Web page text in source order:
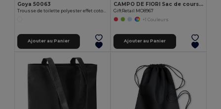
Goya 50063
Ajouter au Panier
CAMPO DE FIORI Sac de courses en toile de jute
GiftRetail MO8967
+1 Couleurs
Ajouter au Panier